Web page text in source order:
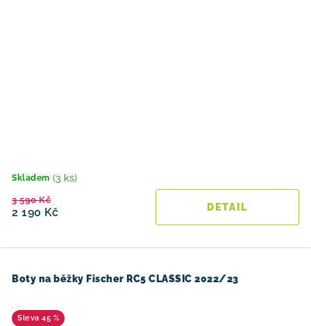
Skladem (3 ks)
2 190 Kč
3 590 Kč
Boty na běžky Fischer RC5 CLASSIC 2022/23
45 %